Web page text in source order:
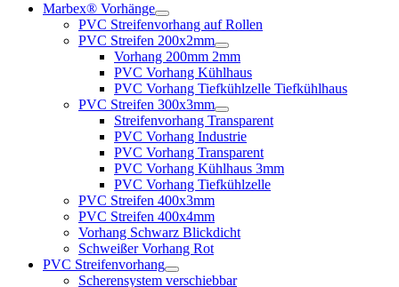
Marbex® Vorhänge
PVC Streifenvorhang auf Rollen
PVC Streifen 200x2mm
Vorhang 200mm 2mm
PVC Vorhang Kühlhaus
PVC Vorhang Tiefkühlzelle Tiefkühlhaus
PVC Streifen 300x3mm
Streifenvorhang Transparent
PVC Vorhang Industrie
PVC Vorhang Transparent
PVC Vorhang Kühlhaus 3mm
PVC Vorhang Tiefkühlzelle
PVC Streifen 400x3mm
PVC Streifen 400x4mm
Vorhang Schwarz Blickdicht
Schweißer Vorhang Rot
PVC Streifenvorhang
Scherensystem verschiebbar